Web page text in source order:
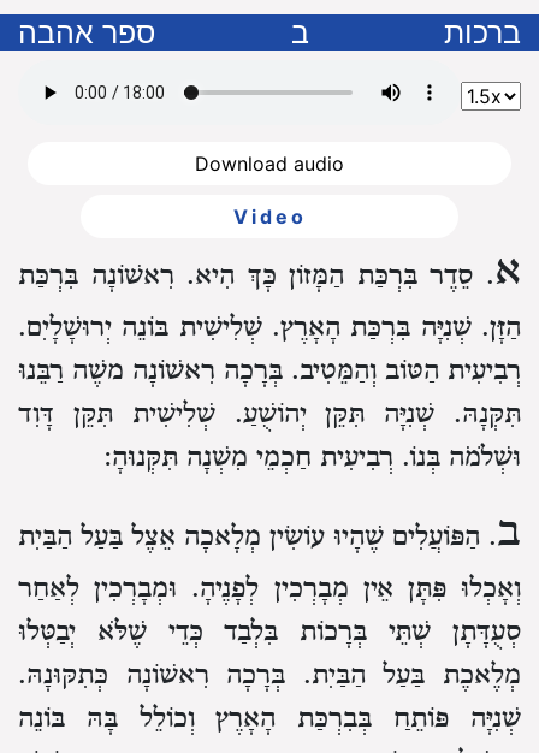
ברכות ב ספר אהבה
Download audio
Video
א. סֵדֶר בִּרְכַּת הַמָּזוֹן כָּךְ הִיא. רִאשׁוֹנָה בִּרְכַּת
הַזָּן. שְׁנִיָּה בִּרְכַּת הָאָרֶץ. שְׁלִישִׁית בּוֹנֵה יְרוּשָׁלָיִם.
רְבִיעִית הַטּוֹב וְהַמֵּטִיב. בְּרָכָה רִאשׁוֹנָה משֶׁה רַבֵּנוּ
תִּקְּנָהּ. שְׁנִיָּה תִּקֵּן יְהוֹשֻׁעַ. שְׁלִישִׁית תִּקֵּן דָּוִד
וּשְׁלֹמֹה בְּנוֹ. רְבִיעִית חַכְמֵי מִשְׁנָה תִּקְּנוּהָ:
ב. הַפּוֹעֲלִים שֶׁהָיוּ עוֹשִׂין מְלָאכָה אֵצֶל בַּעַל הַבַּיִת
וְאָכְלוּ פִּתָּן אֵין מְבָרְכִין לְפָנֶיהָ. וּמְבָרְכִין לְאַחַר
סְעֻדָּתָן שְׁתֵּי בְּרָכוֹת בִּלְבַד כְּדֵי שֶׁלֹּא יְבַטְּלוּ
מְלֶאכֶת בַּעַל הַבַּיִת. בְּרָכָה רִאשׁוֹנָה כְּתִקּוּנָהּ.
שְׁנִיָּה פּוֹתֵחַ בְּבִרְכַּת הָאָרֶץ וְכוֹלֵל בָּהּ בּוֹנֵה